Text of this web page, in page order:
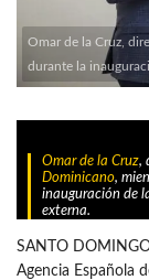
Omar de la Cruz,
durante la
Omar de la Cruz,
Dominicano,
inauguración de
externa.
SANTO
Agencia Española